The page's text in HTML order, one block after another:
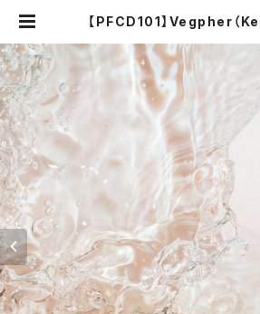
【PFCD101】Vegpher（
D | PROGRESSIVE